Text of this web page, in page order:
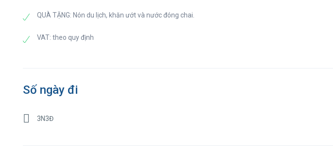
QUÀ TẶNG: Nón du lịch, khăn ướt và nước đóng chai.
VAT: theo quy định
Số ngày đi
3N3Đ